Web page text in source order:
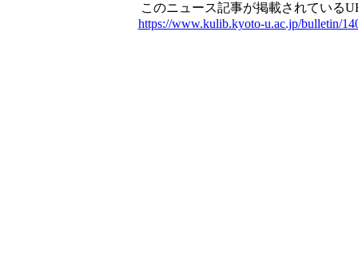
このニュース記事が掲載されている
https://www.kulib.kyoto-u.ac.jp/bulletin/